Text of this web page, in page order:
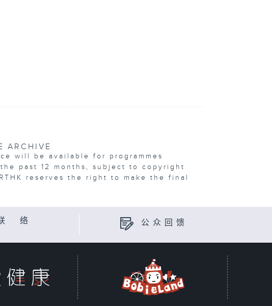
ARCHIVE
will be available for programmes
past 12 months, subject to copyright
reserves the right to make the final
络 公众回馈